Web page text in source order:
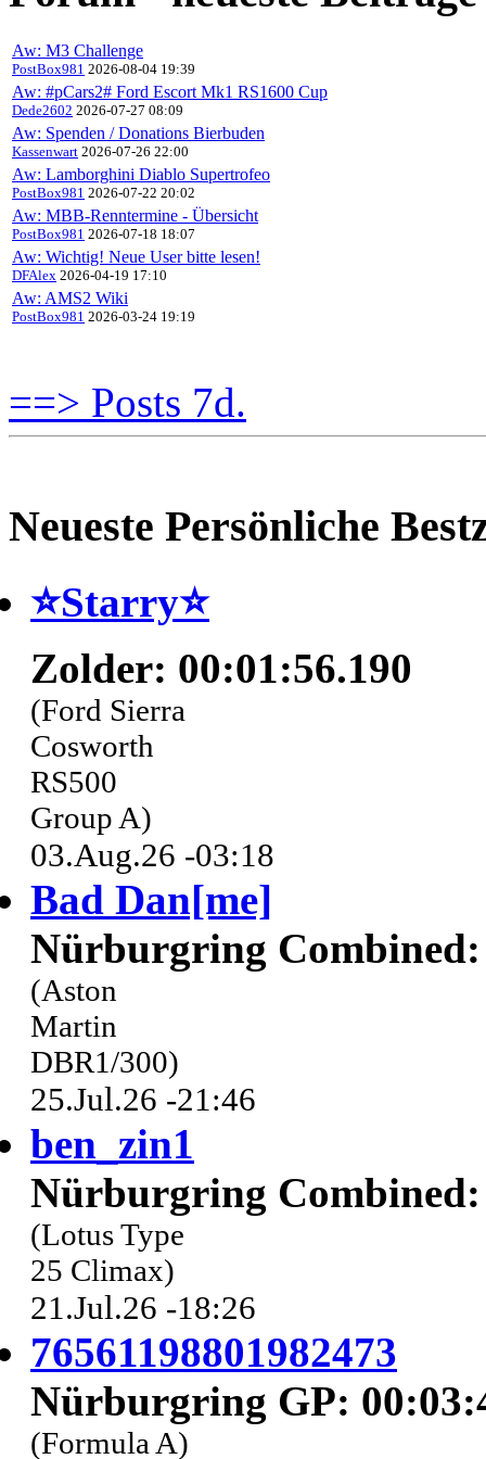
Aw: M3 Challenge
PostBox981 2026-08-04 19:39
Aw: #pCars2# Ford Escort Mk1 RS1600 Cup
Dede2602 2026-07-27 08:09
Aw: Spenden / Donations Bierbuden
Kassenwart 2026-07-26 22:00
Aw: Lamborghini Diablo Supertrofeo
PostBox981 2026-07-22 20:02
Aw: MBB-Renntermine - Übersicht
PostBox981 2026-07-18 18:07
Aw: Wichtig! Neue User bitte lesen!
DFAlex 2026-04-19 17:10
Aw: AMS2 Wiki
PostBox981 2026-03-24 19:19
==> Posts 7d.
Neueste Persönliche
⭐️Starry⭐
Zolder: 00:01:56.190
(Ford Sierra
Cosworth
RS500
Group A)
03.Aug.26 -03:18
Bad Dan[me]
Nürburgring Combined:
(Aston
Martin
DBR1/300)
25.Jul.26 -21:46
ben_zin1
Nürburgring Combined:
(Lotus Type
25 Climax)
21.Jul.26 -18:26
76561198801982473
Nürburgring GP:
(Formula A)